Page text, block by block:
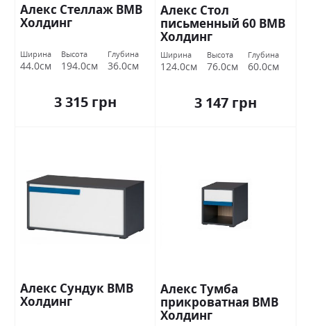
Алекс Стеллаж ВМВ
Холдинг
Ширина
44.0см
Высота
194.0см
Глубина
36.0см
3 315 грн
Алекс Стол
письменный 60 ВМВ
Холдинг
Ширина
124.0см
Высота
76.0см
Глубина
60.0см
3 147 грн
Алекс Сундук ВМВ
Холдинг
Алекс Тумба
прикроватная ВМВ
Холдинг